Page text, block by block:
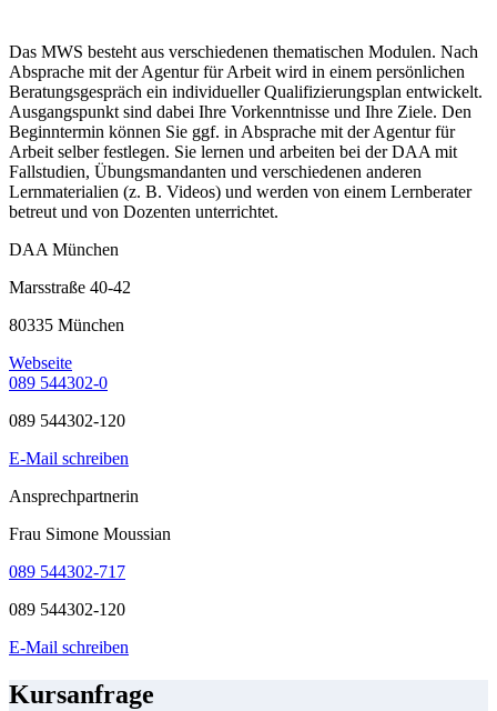
Das MWS besteht aus verschiedenen thematischen Modulen. Nach
Absprache mit der Agentur für Arbeit wird in einem persönlichen
Beratungsgespräch ein individueller Qualifizierungsplan entwickelt.
Ausgangspunkt sind dabei Ihre Vorkenntnisse und Ihre Ziele. Den
Beginntermin können Sie ggf. in Absprache mit der Agentur für
Arbeit selber festlegen. Sie lernen und arbeiten bei der DAA mit
Fallstudien, Übungsmandanten und verschiedenen anderen
Lernmaterialien (z. B. Videos) und werden von einem Lernberater
betreut und von Dozenten unterrichtet.
DAA München
Marsstraße 40-42
80335 München
Webseite
089 544302-0
089 544302-120
E-Mail schreiben
Ansprechpartnerin
Frau Simone Moussian
089 544302-717
089 544302-120
E-Mail schreiben
Kursanfrage